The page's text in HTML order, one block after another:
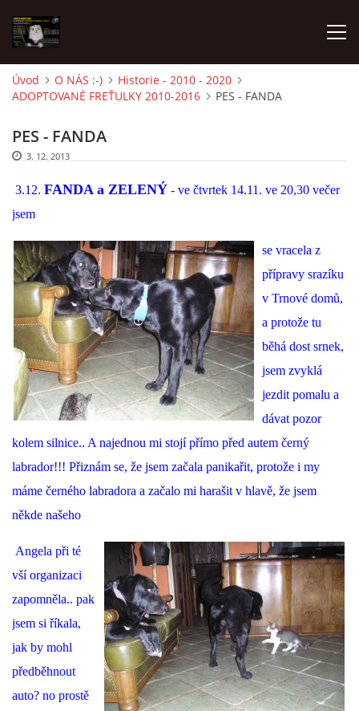
AKTUALITY
FRETKY V ÚTULKU
V PÉČI
VIRTUÁLNÍ ADOPCE
V NOVÝCH DOMOVECH
DFD - DOMOV FRETČÍCH DŮCHODCŮ
PODMÍNKY PŘEVZETÍ FRETKY.
O FRETCE
O FRETCE
PÉČE O FRETKU
CHCI SI POŘÍDIT FRETKU
Úvod O NÁS :-)
Historie - 2010 - 2020
ADOPTOVANÉ FREŤULKY 2010-2016
PES - FANDA
PES - FANDA
3. 12. 2013
3.12. FANDA a ZELENÝ - ve čtvrtek 14.11. ve 20,30 večer
jsem
se vracela z
přípravy srazíku
v Trnové domů,
a protože tu
běhá dost srnek,
jsem zvyklá
jezdit pomalu a
dávat pozor
kolem silnice.. A najednou mi stojí přímo před autem černý
labrador!!! Přiznám se, že jsem začala panikařit, protože i my
máme černého labradora a začalo mi harašit v hlavě, že jsem
někde našeho
Angela při té
vší organizaci
zapomněla.. pak
jsem si říkala,
jak by mohl
předběhnout
auto? no prostě